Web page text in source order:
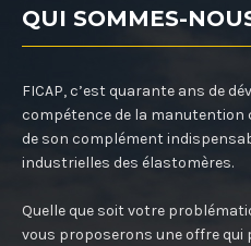
QUI SOMMES-
FICAP, c’est quarante ans de
compétence de la
de son complément
industrielles des élastomères.
Quelle que soit votre
vous proposerons une offre qui